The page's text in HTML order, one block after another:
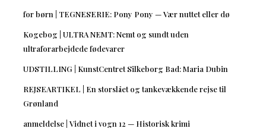
for børn | TEGNESERIE: Pony Pony — Vær nuttet eller dø
Kogebog | ULTRA NEMT: Nemt og sundt uden
ultraforarbejdede fødevarer
UDSTILLING | KunstCentret Silkeborg Bad: Maria Dubin
REJSEARTIKEL | En storslået og tankevækkende rejse til
Grønland
anmeldelse | Vidnet i vogn 12 — Historisk krimi